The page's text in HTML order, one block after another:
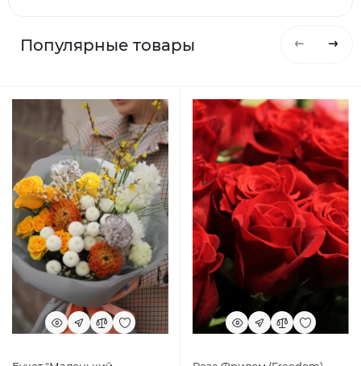
Популярные товары